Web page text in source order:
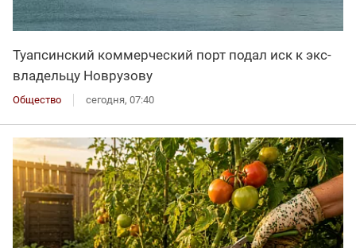
Туапсинский коммерческий порт подал иск к экс-
владельцу Новрузову
Общество сегодня, 07:40